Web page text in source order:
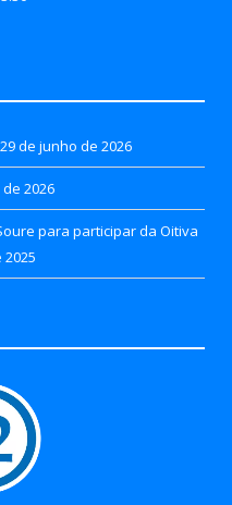
29 de junho de 2026
2026
para participar da Oitiva